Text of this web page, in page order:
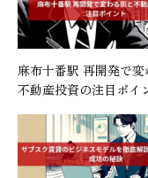
麻布十番駅 再開発で変
不動産投資の注目ポイ